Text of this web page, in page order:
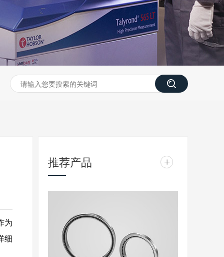
为
细
推荐产品 +